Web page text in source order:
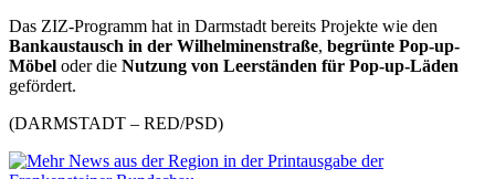
Das ZIZ-Programm hat in Darmstadt bereits Projekte wie den
Bankaustausch in der Wilhelminenstraße, begrünte Pop-up-
Möbel oder die Nutzung von Leerständen für Pop-up-Läden
gefördert.
(DARMSTADT – RED/PSD)